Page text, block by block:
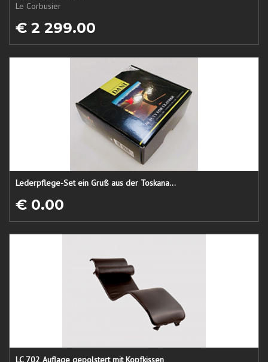
Le Corbusier
€ 2 299.00
Lederpflege-Set ein Gruß aus der Toskana...
€ 0.00
LC 702 Auflage gepolstert mit Kopfkissen